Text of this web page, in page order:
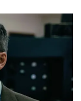
thao
sản
Việt